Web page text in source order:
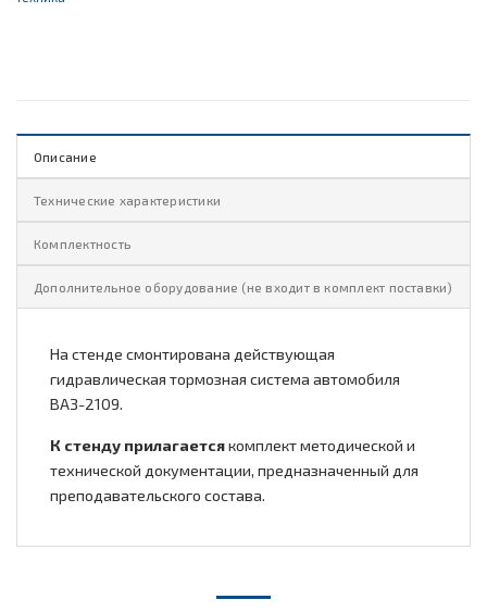
Описание
Технические характеристики
Комплектность
Дополнительное оборудование (не входит в комплект поставки)
На стенде смонтирована действующая
гидравлическая тормозная система автомобиля
ВАЗ-2109.
К стенду прилагаетсякомплект методической и
технической документации, предназначенный для
преподавательского состава.